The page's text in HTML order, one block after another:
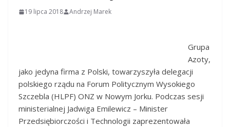
19 lipca 2018 Andrzej Marek
Grupa
Azoty,
jako jedyna firma z Polski, towarzyszyła delegacji
polskiego rządu na Forum Politycznym Wysokiego
Szczebla (HLPF) ONZ w Nowym Jorku. Podczas sesji
ministerialnej Jadwiga Emilewicz – Minister
Przedsiębiorczości i Technologii zaprezentowała